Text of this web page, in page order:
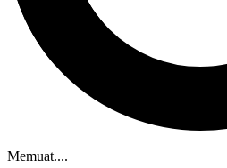
Memuat....